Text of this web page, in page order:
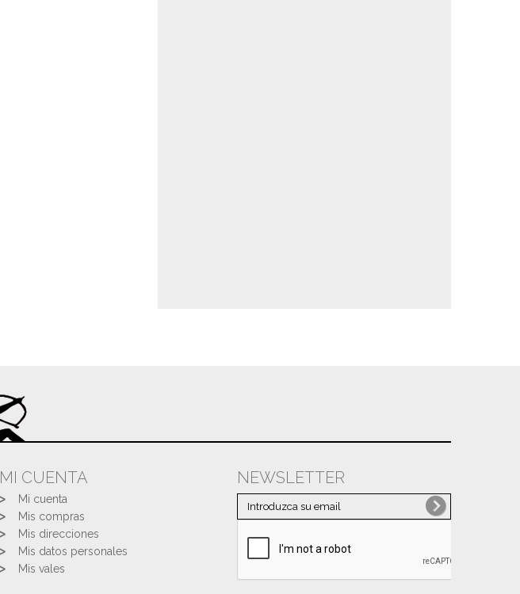
MI CUENTA
Mi cuenta
Mis compras
Mis direcciones
Mis datos personales
Mis vales
NEWSLETTER